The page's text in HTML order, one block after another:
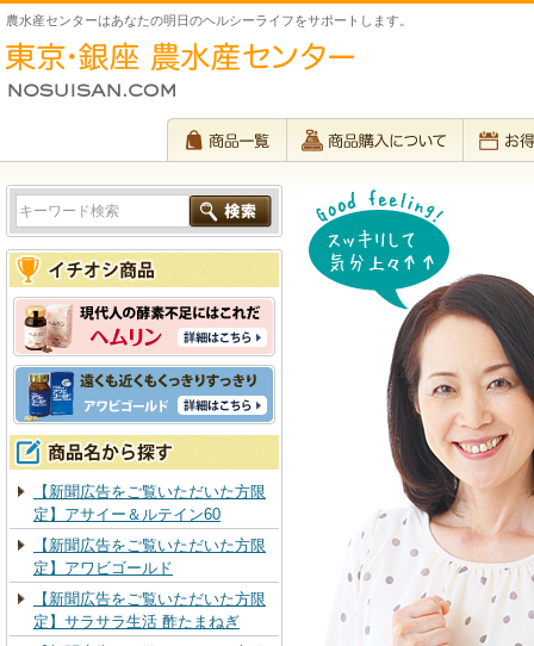
農水産センターはあなたの明日のヘルシーライフをサポートします。
【新聞広告をご覧いただいた方限
定】アサイー＆ルテイン60
【新聞広告をご覧いただいた方限
定】アワビゴールド
【新聞広告をご覧いただいた方限
定】サラサラ生活 酢たまねぎ